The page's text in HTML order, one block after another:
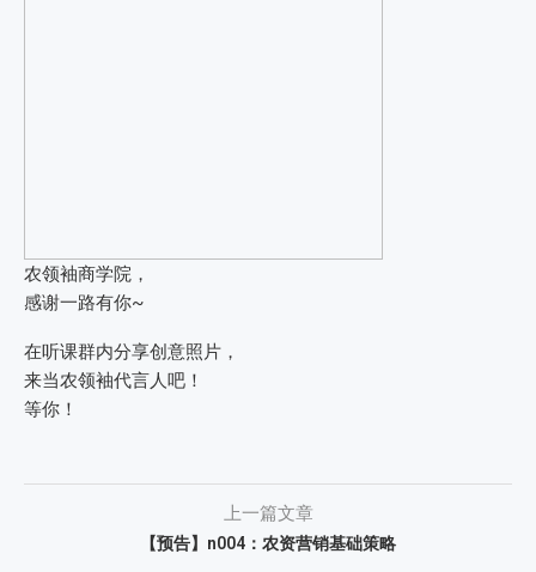
农领袖商学院，
感谢一路有你~
在听课群内分享创意照片，
来当农领袖代言人吧！
等你！
上一篇文章
【预告】n004：农资营销基础策略